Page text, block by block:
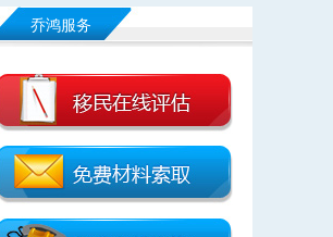
乔鸿服务